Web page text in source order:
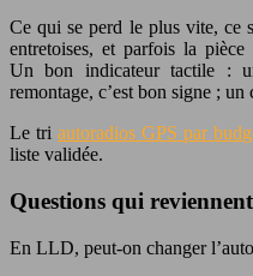
Ce qui se perd le plus vite, ce
entretoises, et parfois la pièce
Un bon indicateur tactile :
remontage, c’est bon signe ;
Le triautoradios GPS par
liste validée.
Questions qui
En LLD, peut-on changer